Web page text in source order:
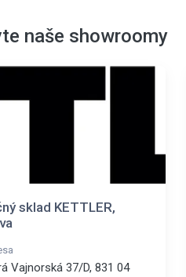
naše showroomy
sklad KETTLER,
Vajnorská 37/D, 831 04